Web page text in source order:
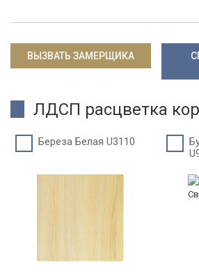
ВЫЗВАТЬ ЗАМЕРЩИКА
ЛДСП расцветка
Береза Белая U3110